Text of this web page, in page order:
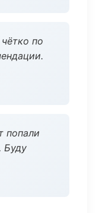
по
попали
Буду